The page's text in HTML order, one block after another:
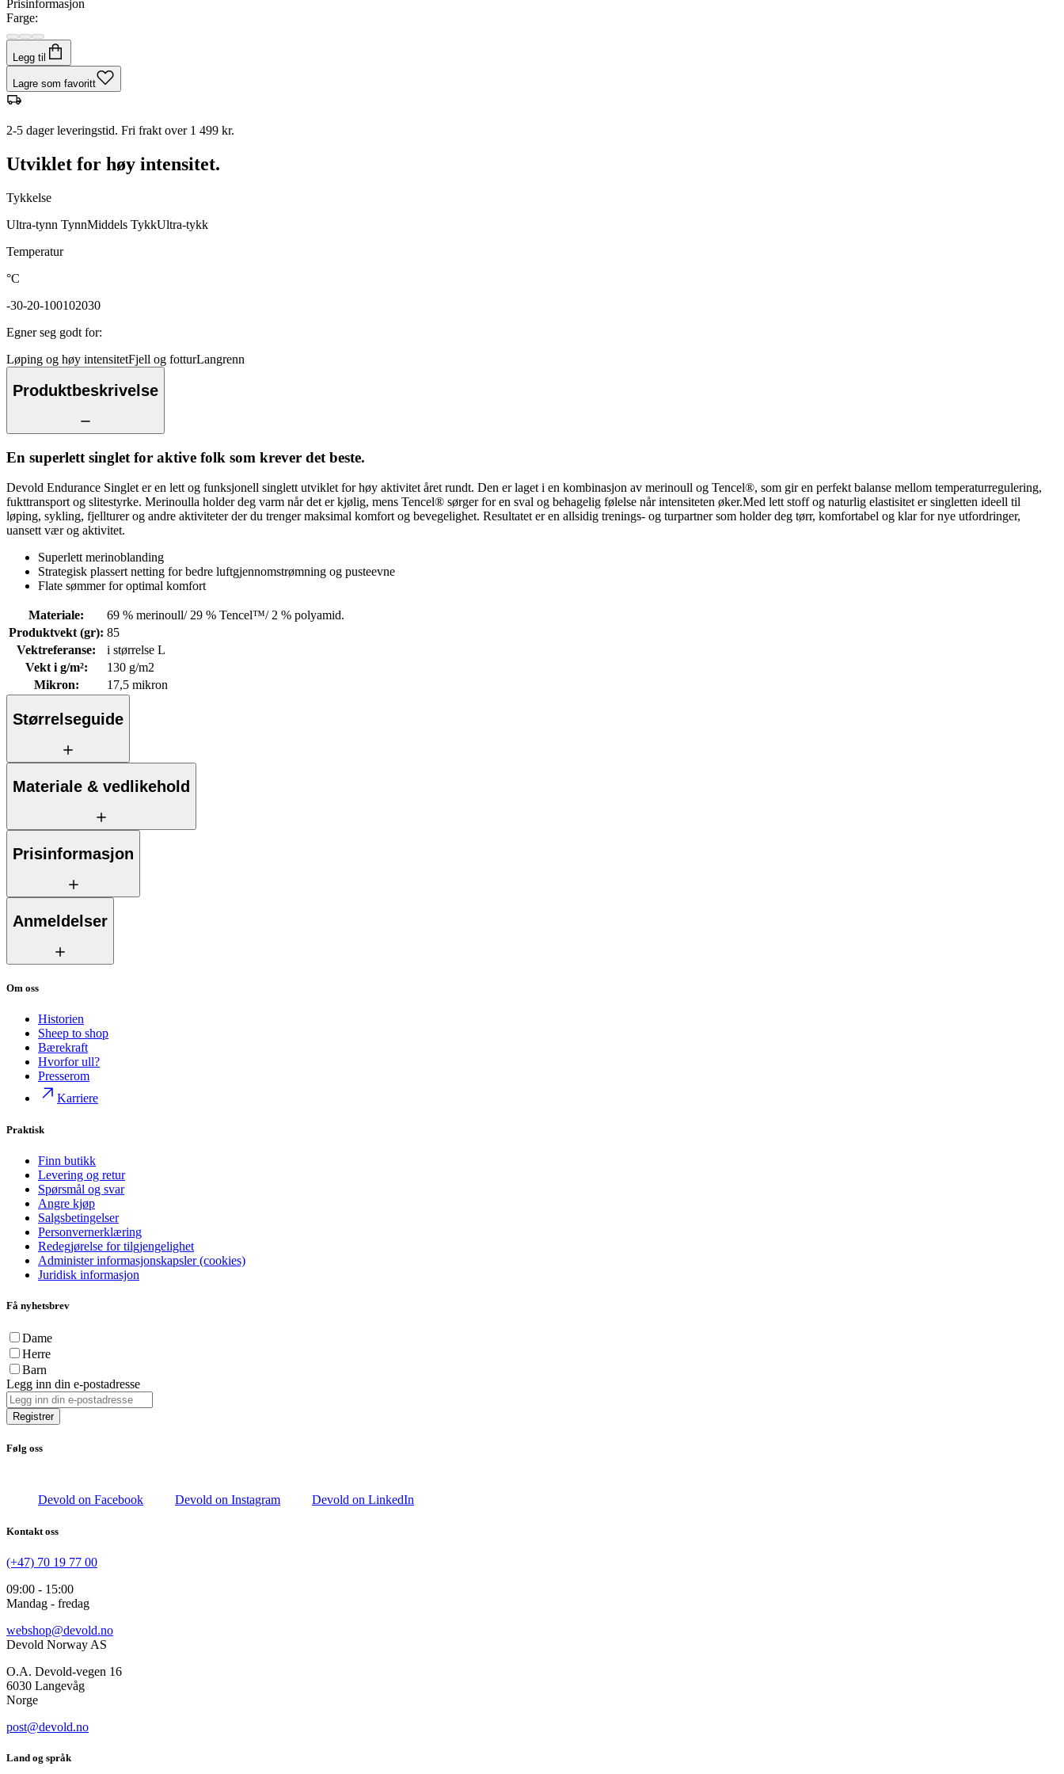
Prisinformasjon
Farge:
Legg til
Lagre som favoritt
2-5 dager leveringstid. Fri frakt over 1 499 kr.
Utviklet for høy intensitet.
Tykkelse
Ultra-tynn TynnMiddels TykkUltra-tykk
Temperatur
°C
-30-20-100102030
Egner seg godt for:
Løping og høy intensitetFjell og fotturLangrenn
Produktbeskrivelse
En superlett singlet for aktive folk som krever det beste.
Devold Endurance Singlet er en lett og funksjonell singlett utviklet for høy aktivitet året rundt. Den er laget i en kombinasjon av merinoull og Tencel®, som gir en perfekt balanse mellom temperaturregulering,
fukttransport og slitestyrke. Merinoulla holder deg varm når det er kjølig, mens Tencel® sørger for en sval og behagelig følelse når intensiteten øker.Med lett stoff og naturlig elastisitet er singletten ideell til
løping, sykling, fjellturer og andre aktiviteter der du trenger maksimal komfort og bevegelighet. Resultatet er en allsidig trenings- og turpartner som holder deg tørr, komfortabel og klar for nye utfordringer,
uansett vær og aktivitet.
Superlett merinoblanding
Strategisk plassert netting for bedre luftgjennomstrømning og pusteevne
Flate sømmer for optimal komfort
Materiale:
69 % merinoull/ 29 % Tencel™/ 2 % polyamid.
Produktvekt (gr): 85
Vektreferanse:
i størrelse L
Vekt i g/m²:
130 g/m2
Mikron: 17,5 mikron
Størrelseguide
Materiale & vedlikehold
Prisinformasjon
Anmeldelser
Om oss
Historien
Sheep to shop
Bærekraft
Hvorfor ull?
Presserom
Karriere
Praktisk
Finn butikk
Levering og retur
Spørsmål og svar
Angre kjøp
Salgsbetingelser
Personvernerklæring
Redegjørelse for tilgjengelighet
Administer informasjonskapsler (cookies)
Juridisk informasjon
Få nyhetsbrev
Dame
Herre
Barn
Legg inn din e-postadresse
Registrer
Følg oss
Devold on Facebook Devold on Instagram Devold on LinkedIn
Kontakt oss
(+47) 70 19 77 00
09:00 - 15:00
Mandag - fredag
webshop@devold.no
Devold Norway AS
O.A. Devold-vegen 16
6030 Langevåg
Norge
post@devold.no
Land og språk